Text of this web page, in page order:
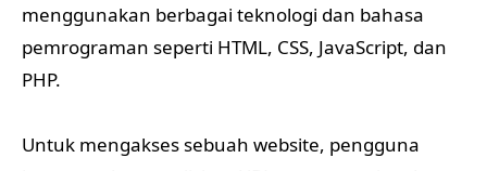
menggunakan berbagai teknologi dan bahasa
pemrograman seperti HTML, CSS, JavaScript, dan
PHP.
Untuk mengakses sebuah website, pengguna